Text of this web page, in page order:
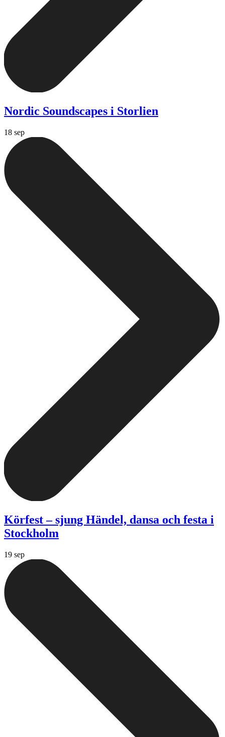
Nordic Soundscapes i Storlien
18 sep
Körfest – sjung Händel, dansa och festa i
Stockholm
19 sep